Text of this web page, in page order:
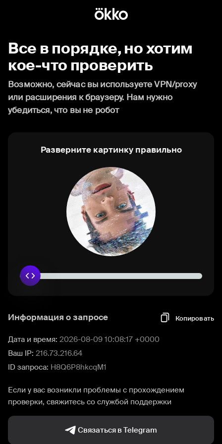
Все в порядке, но хотим
кое-что проверить
Возможно, сейчас вы используете VPN/proxy
или расширения к браузеру. Нам нужно
убедиться, что вы не робот
Разверните картинку правильно
Информация о запросе Копировать
Дата и время: 2026-08-09 10:08:17 +0000
Ваш IP: 216.73.216.64
ID запроса: H8Q6P8hkcqM1
Если у вас возникли проблемы с прохождением
проверки, свяжитесь со службой поддержки
Связаться в Telegram